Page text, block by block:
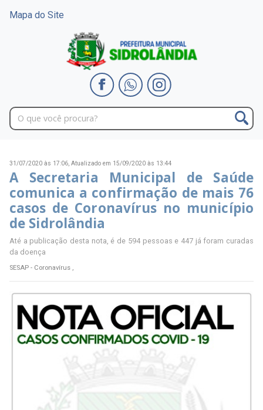
Mapa do Site
31/07/2020 às 17:06, Atualizado em 15/09/2020 às 13:44
A Secretaria Municipal de Saúde
comunica a confirmação de mais 76
casos de Coronavírus no município
de Sidrolândia
Até a publicação desta nota, é de 594 pessoas e 447 já foram curadas
da doença
SESAP - Coronavírus ,